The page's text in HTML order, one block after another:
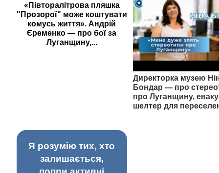
«Півторалітрова пляшка
"Прозорої" може коштувати
комусь життя». Андрій
Єременко — про бої за
Луганщину,...
Директорка музею
Бондар — про
про Луганщину,
шелтер для
Я розумію тих, хто
залишається,